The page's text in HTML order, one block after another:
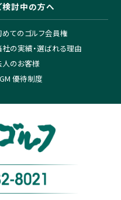
検討中の方へ
めてのゴルフ会員権
社の実績・選ばれる理由
人のお客様
優待制度